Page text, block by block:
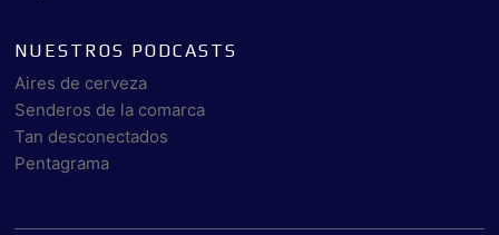
NUESTROS PODCASTS
Aires de cerveza
Senderos de la comarca
Tan desconectados
Pentagrama